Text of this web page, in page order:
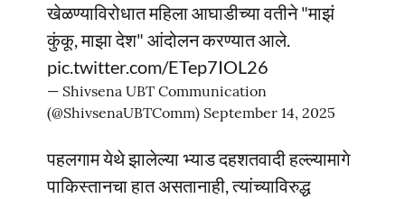
खेळण्याविरोधात महिला आघाडीच्या वतीने "माझं
कुंकू, माझा देश" आंदोलन करण्यात आले.
pic.twitter.com/ETep7IOL26
— Shivsena UBT Communication
(@ShivsenaUBTComm) September 14, 2025
पहलगाम येथे झालेल्या भ्याड दहशतवादी हल्ल्यामागे
पाकिस्तानचा हात असतानाही, त्यांच्याविरुद्ध